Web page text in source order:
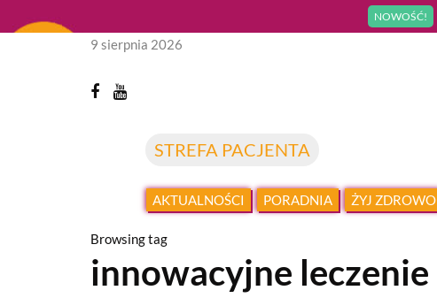
NOWOŚĆ!
STREFA PACJENTA
9 sierpnia 2026
AKTUALNOŚCI PORADNIA ŻYJ ZDROWO
Browsing tag
innowacyjne leczenie